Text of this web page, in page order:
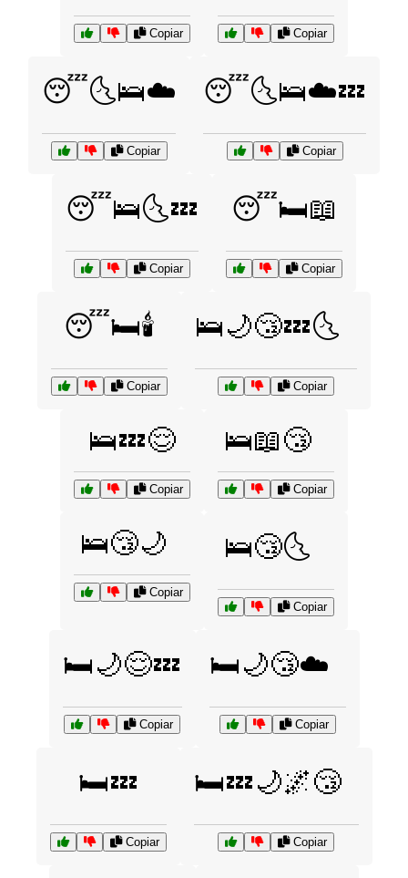
Copiar Copiar
😴🌜🛌☁️
Copiar
😴🌜🛌☁️💤
Copiar
😴🛌🌜💤
Copiar
😴🛏️📖
Copiar
😴🛏️🕯️
Copiar
🛌🌙😴💤🌜
Copiar
🛌💤😌
Copiar
🛌📖😴
Copiar
🛌😴🌙
Copiar
🛌😴🌜
Copiar
🛏️🌙😌💤
Copiar
🛏️🌙😴☁️
Copiar
🛏️💤
Copiar
🛏️💤🌙🌌😴
Copiar